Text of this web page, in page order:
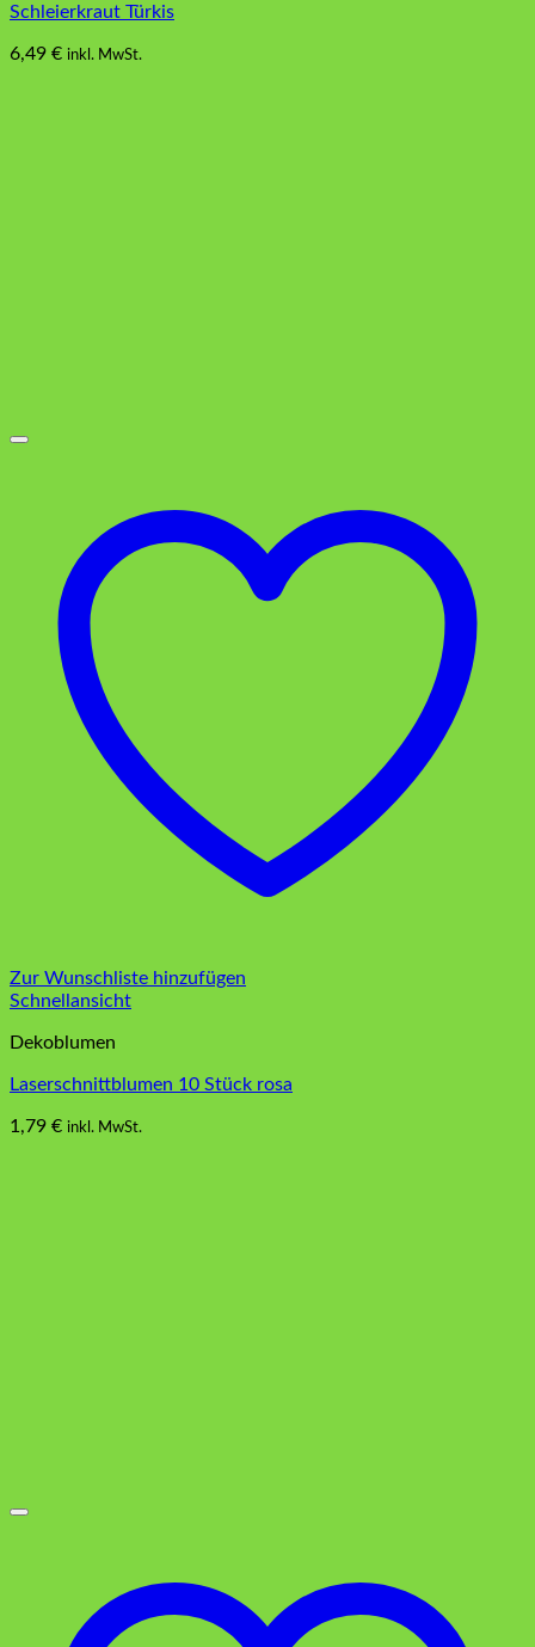
Schleierkraut Türkis
6,49 € inkl. MwSt.
Zur Wunschliste hinzufügen
Schnellansicht
Dekoblumen
Laserschnittblumen 10 Stück rosa
1,79 € inkl. MwSt.